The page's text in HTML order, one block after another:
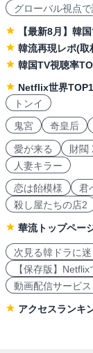
グローバル視点
【最新8月】韓
韓流再現レポ(取
韓国TV視聴率
Netflix世界
トンイ
鬼宮
奇皇后
愛が来る 財閥
人妻キラー
恋は飴模様
君
殺し屋たちの店2
華流トップペー
次見る韓ドラに
【保存版】
動画配信サービ
アクセスランキ